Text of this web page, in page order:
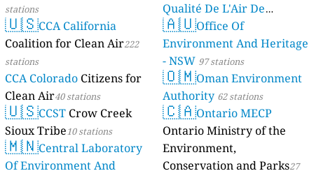
stations
🇺🇸CCA California
Coalition for Clean Air222
stations
CCA Colorado Citizens for
Clean Air40 stations
🇺🇸CCST Crow Creek
Sioux Tribe10 stations
🇲🇳Central Laboratory
Of Environment And
Qualité De L'Air De
Mayotte 4 stations
🇦🇺Office Of
Environment And Heritage
- NSW 97 stations
🇴🇲Oman Environment
Authority 62 stations
🇨🇦Ontario MECP
Ontario Ministry of the
Environment,
Conservation and Parks27